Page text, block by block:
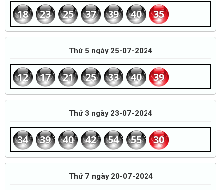
18 23 25 37 39 40 35
Thứ 5 ngày 25-07-2024
12 17 21 25 33 40 39
Thứ 3 ngày 23-07-2024
34 39 40 42 54 55 30
Thứ 7 ngày 20-07-2024